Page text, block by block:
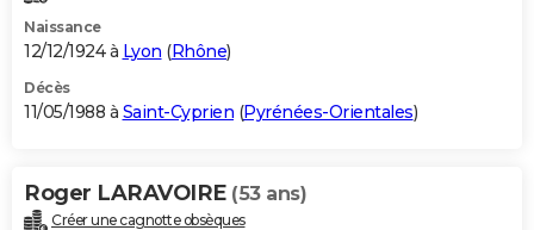
Naissance
12/12/1924 à Lyon (Rhône)
Décès
11/05/1988 à Saint-Cyprien (Pyrénées-Orientales)
Roger LARAVOIRE (53 ans)
Créer une cagnotte obsèques